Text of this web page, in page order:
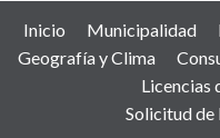
Inicio Municipalidad
Geografía y Clima
Licencias
Solicitud